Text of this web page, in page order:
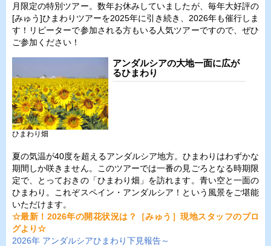
月限定の特別ツアー。数年お休みしていましたが、毎年大好評の
[みゅう]ひまわりツアーを2025年に引き続き、2026年も催行しま
す！リピーターで参加される方もいる人気ツアーですので、ぜひ
ご参加ください！
アンダルシアの大地一面に広が
るひまわり
ひまわり畑
夏の気温が40度を超えるアンダルシア地方。ひまわりはわずかな
期間しか咲きません。このツアーでは一番の見ごろとなる時期限
定で、とっておきの「ひまわり畑」を訪れます。青い空と一面の
ひまわり。これぞスペイン・アンダルシア！という風景をご堪能
いただけます。
☆最新！2026年の開花状況は？［みゅう］現地スタッフのブロ
グより☆
2026年 アンダルシアひまわり下見報告～